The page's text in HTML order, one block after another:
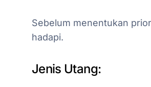
Sebelum menentukan
hadapi.
Jenis Utang: